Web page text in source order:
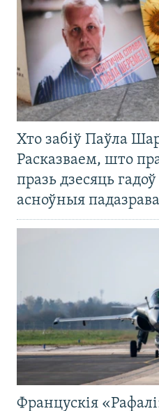
Хто забіў Паўла
Расказваем, што
празь дзесяць
асноўныя
Францускія